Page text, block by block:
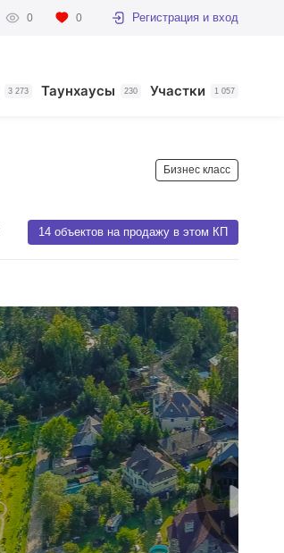
0 0 Регистрация и вход
3 273 Таунхаусы 230 Участки 1 057
Бизнес класс
14 объектов на продажу в этом КП